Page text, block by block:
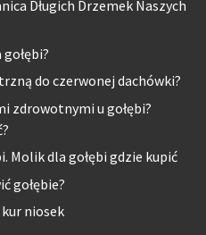
Długich Drzemek Naszych
do czerwonej dachówki?
zdrowotnymi u gołębi?
Molik dla gołębi gdzie kupić
gołębie?
niosek